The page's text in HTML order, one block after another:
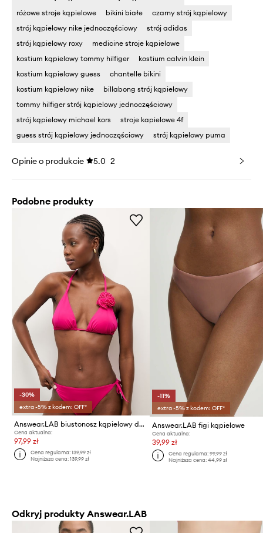
różowe stroje kąpielowe
bikini białe
czarny strój kąpielowy
strój kąpielowy nike jednoczęściowy
strój adidas
strój kąpielowy roxy
medicine stroje kąpielowe
kostium kąpielowy tommy hilfiger
kostium calvin klein
kostium kąpielowy guess
chantelle bikini
kostium kąpielowy nike
billabong strój kąpielowy
tommy hilfiger strój kąpielowy jednoczęściowy
strój kąpielowy michael kors
stroje kapielowe 4f
guess strój kąpielowy jednoczęściowy
strój kąpielowy puma
Opinie o produkcie 5.0 2
Podobne produkty
-30%
extra -5% z kodem: OFF*
Answear.LAB biustonosz kąpielowy damski
Cena aktualna:
97,99 zł
Cena regularna:139,99 zł
Najniższa cena:139,99 zł
-11%
extra -5% z kodem: OFF*
Answear.LAB figi kąpielowe
Cena aktualna:
39,99 zł
Cena regularna: 99,99 zł
Najniższa cena: 44,99 zł
Odkryj produkty Answear.LAB